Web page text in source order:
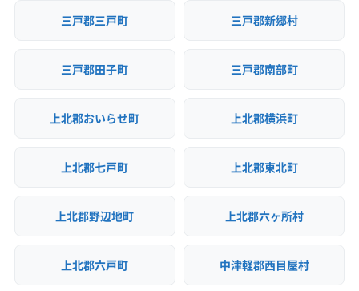
三戸郡三戸町 三戸郡新郷村
三戸郡田子町 三戸郡南部町
上北郡おいらせ町 上北郡横浜町
上北郡七戸町 上北郡東北町
上北郡野辺地町 上北郡六ヶ所村
上北郡六戸町 中津軽郡西目屋村